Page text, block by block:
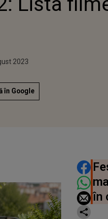
2022
2023
în Google
în